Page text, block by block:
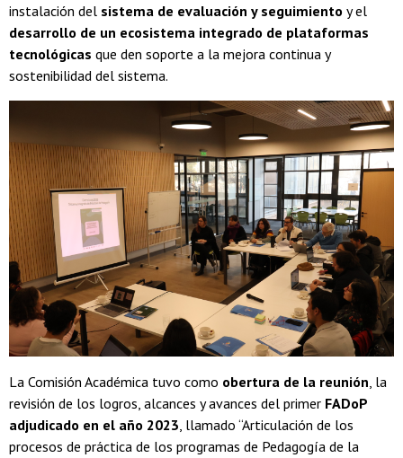
instalación del sistema de evaluación y seguimiento y el
desarrollo de un ecosistema integrado de plataformas
tecnológicas que den soporte a la mejora continua y
sostenibilidad del sistema.
La Comisión Académica tuvo como obertura de la reunión, la
revisión de los logros, alcances y avances del primer FADoP
adjudicado en el año 2023, llamado “Articulación de los
procesos de práctica de los programas de Pedagogía de la